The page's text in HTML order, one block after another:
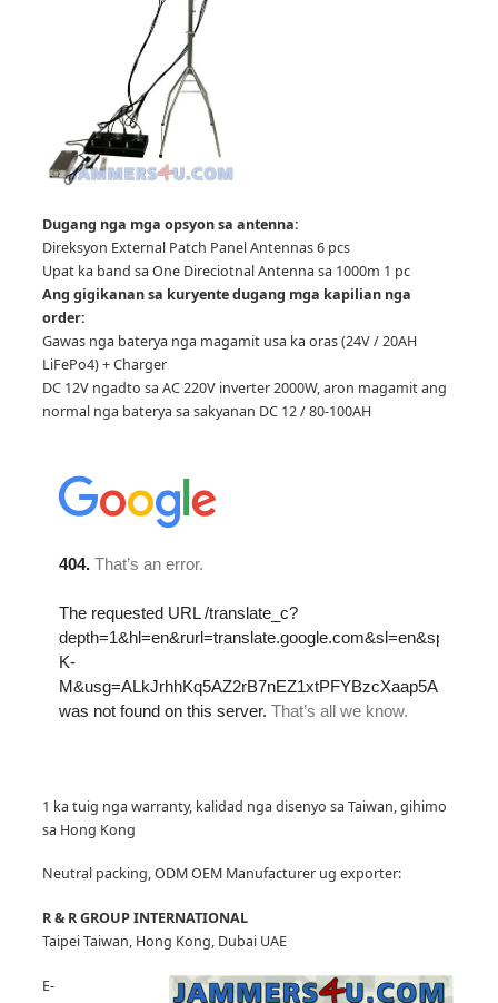
Dugang nga mga opsyon sa antenna:
Direksyon External Patch Panel Antennas 6 pcs
Upat ka band sa One Direciotnal Antenna sa 1000m 1 pc
Ang gigikanan sa kuryente dugang mga kapilian nga
order:
Gawas nga baterya nga magamit usa ka oras (24V / 20AH
LiFePo4) + Charger
DC 12V ngadto sa AC 220V inverter 2000W, aron magamit ang
normal nga baterya sa sakyanan DC 12 / 80-100AH
1 ka tuig nga warranty, kalidad nga disenyo sa Taiwan, gihimo
sa Hong Kong
Neutral packing, ODM OEM Manufacturer ug exporter:
R & R GROUP INTERNATIONAL
Taipei Taiwan, Hong Kong, Dubai UAE
E-